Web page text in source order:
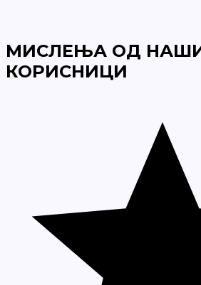
МИСЛЕЊА ОД
КОРИСНИЦИ